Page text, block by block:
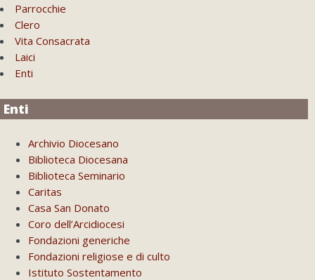
Parrocchie
Clero
Vita Consacrata
Laici
Enti
Enti
Archivio Diocesano
Biblioteca Diocesana
Biblioteca Seminario
Caritas
Casa San Donato
Coro dell’Arcidiocesi
Fondazioni generiche
Fondazioni religiose e di culto
Istituto Sostentamento